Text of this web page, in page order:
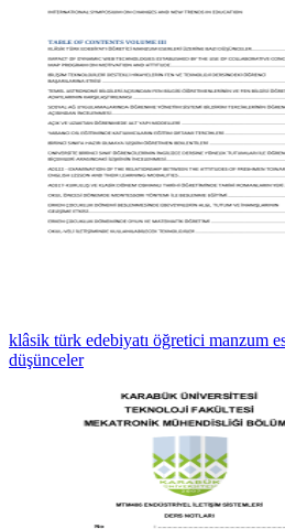
klâsik türk edebiyatı öğretici manzum
düşünceler